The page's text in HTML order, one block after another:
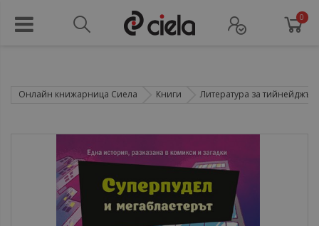
0
Онлайн книжарница Сиела Книги Литература за